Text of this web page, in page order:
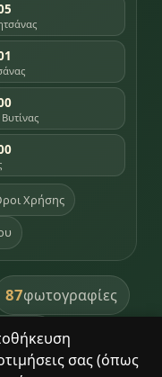
σας (όπως
Χρήσης
87φωτογραφίες